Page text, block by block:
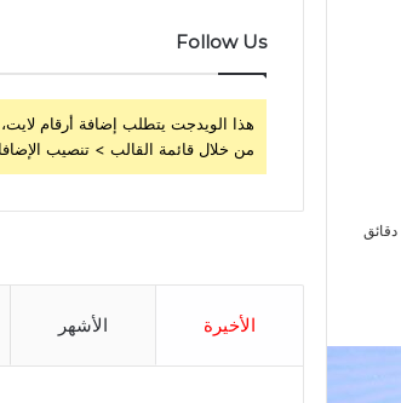
Follow Us
هذا الويدجت يتطلب إضافة أرقام لايت،
من خلال قائمة القالب > تنصيب
الأخيرة الأشهر